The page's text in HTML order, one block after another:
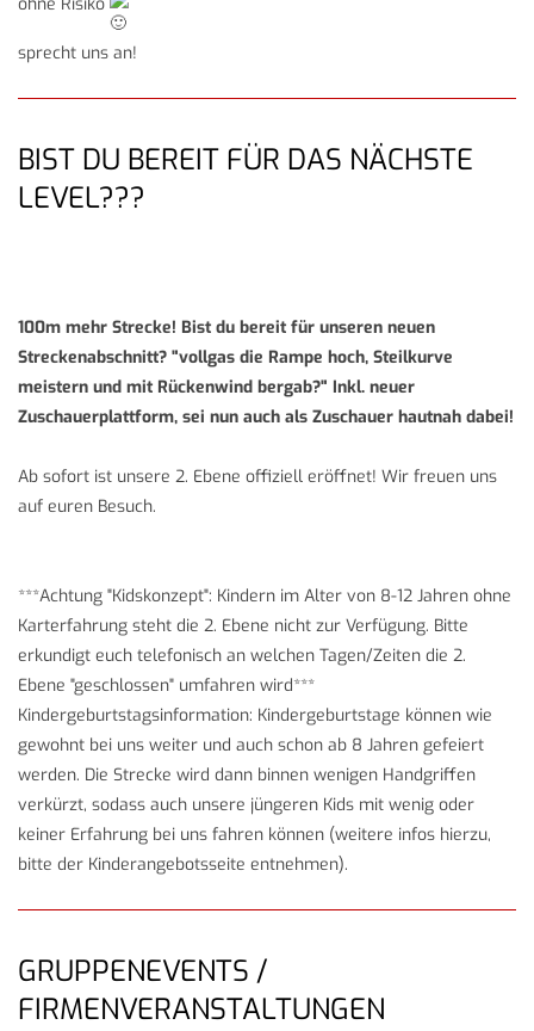
ohne Risiko
sprecht uns an!
BIST DU BEREIT FÜR DAS NÄCHSTE
LEVEL???
100m mehr Strecke! Bist du bereit für unseren neuen
Streckenabschnitt? "vollgas die Rampe hoch, Steilkurve
meistern und mit Rückenwind bergab?" Inkl. neuer
Zuschauerplattform, sei nun auch als Zuschauer hautnah dabei!
Ab sofort ist unsere 2. Ebene offiziell eröffnet! Wir freuen uns
auf euren Besuch.
***Achtung "Kidskonzept": Kindern im Alter von 8-12 Jahren ohne
Karterfahrung steht die 2. Ebene nicht zur Verfügung. Bitte
erkundigt euch telefonisch an welchen Tagen/Zeiten die 2.
Ebene "geschlossen" umfahren wird***
Kindergeburtstagsinformation: Kindergeburtstage können wie
gewohnt bei uns weiter und auch schon ab 8 Jahren gefeiert
werden. Die Strecke wird dann binnen wenigen Handgriffen
verkürzt, sodass auch unsere jüngeren Kids mit wenig oder
keiner Erfahrung bei uns fahren können (weitere infos hierzu,
bitte der Kinderangebotsseite entnehmen).
GRUPPENEVENTS /
FIRMENVERANSTALTUNGEN